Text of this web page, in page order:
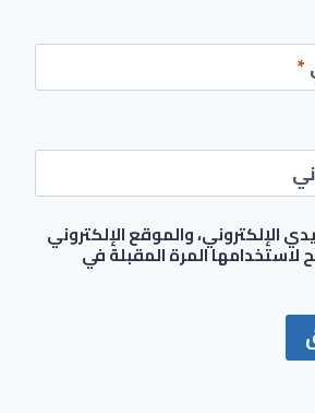
*
الإلكتروني، والموقع الإلكتروني
المرة المقبلة في